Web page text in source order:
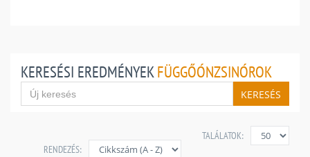
KERESÉSI EREDMÉNYEKFÜGGŐÓNZSINÓROK
KERESÉS
TALÁLATOK:
RENDEZÉS: